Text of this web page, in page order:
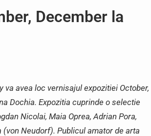
December la
va avea loc vernisajul expozitiei October,
Dochia. Expozitia cuprinde o selectie
Nicolai, Maia Oprea, Adrian Pora,
(von Neudorf). Publicul amator de arta